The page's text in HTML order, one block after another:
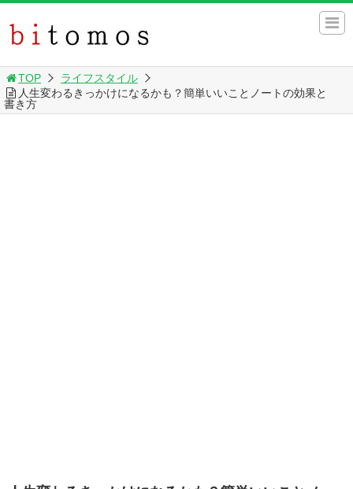
TOP
ライフスタイル
人生変わるきっかけになるかも？簡単いいことノートの効果と
書き方